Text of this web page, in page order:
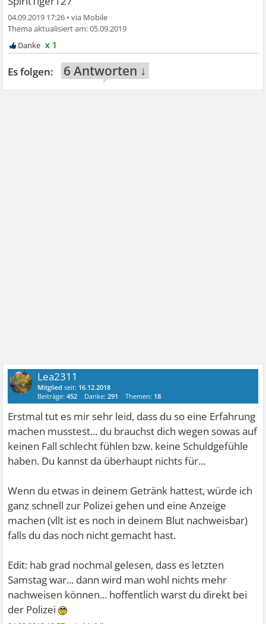
04.09.2019 17:26 •
05.09.2019
x 1
6 Antworten ↓
Lea2311
Mitglied seit: 16.12.2018
Beiträge:452 Danke:291 Themen: 18
Erstmal tut es mir sehr leid, dass du so eine Erfahrung
machen musstest... du brauchst dich wegen sowas auf
keinen Fall schlecht fühlen bzw. keine Schuldgefühle
haben. Du kannst da überhaupt nichts für...
Wenn du etwas in deinem Getränk hattest, würde ich
ganz schnell zur Polizei gehen und eine Anzeige
machen (vllt ist es noch in deinem Blut nachweisbar)
falls du das noch nicht gemacht hast.
Edit: hab grad nochmal gelesen, dass es letzten
Samstag war... dann wird man wohl nichts mehr
nachweisen können... hoffentlich warst du direkt bei
der Polizei